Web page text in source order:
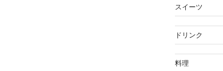
スイーツ
ドリンク
料理